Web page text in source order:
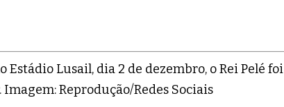
Lusail, dia 2 de dezembro, o Rei Pelé foi
Reprodução/Redes Sociais